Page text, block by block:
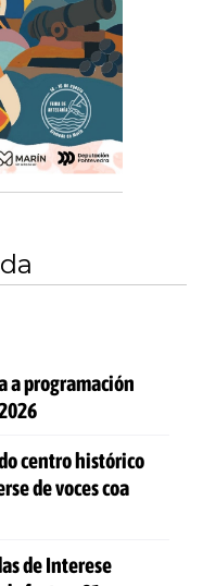
a programación
centro histórico
de voces coa
de Interese